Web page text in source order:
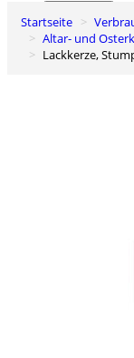
0
Warenkorb
Startseite
Altar- und
Lackkerze,